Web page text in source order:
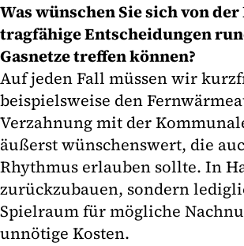
Was wünschen Sie sich von
tragfähige Entscheidungen
Gasnetze treffen können?
Auf jeden Fall müssen wir
beispielsweise den
Verzahnung mit der
äußerst wünschenswert, die
Rhythmus erlauben sollte. In
zurückzubauen, sondern
Spielraum für mögliche
unnötige Kosten.